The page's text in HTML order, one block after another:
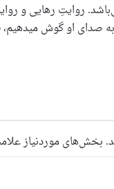
روایتِ رهایی و
صدای او گوش میدهیم،
بخش‌های موردنیاز